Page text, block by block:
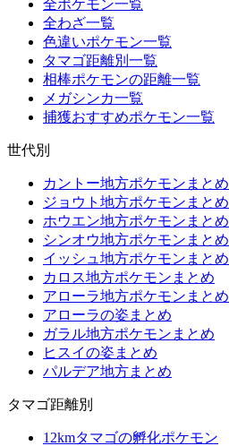
全ポケモン一覧
全わざ一覧
色違いポケモン一覧
タマゴ距離別一覧
相棒ポケモンの距離一覧
メガシンカ一覧
捕獲おすすめポケモン一覧
世代別
カントー地方ポケモンまとめ
ジョウト地方ポケモンまとめ
ホウエン地方ポケモンまとめ
シンオウ地方ポケモンまとめ
イッシュ地方ポケモンまとめ
カロス地方ポケモンまとめ
アローラ地方ポケモンまとめ
アローラの姿まとめ
ガラル地方ポケモンまとめ
ヒスイの姿まとめ
パルデア地方まとめ
タマゴ距離別
12kmタマゴの孵化ポケモン